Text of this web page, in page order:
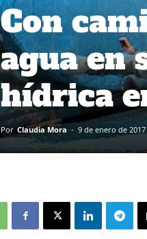
Con
agua en
hídrica
Por Claudia Mora - 9 de enero de 2017